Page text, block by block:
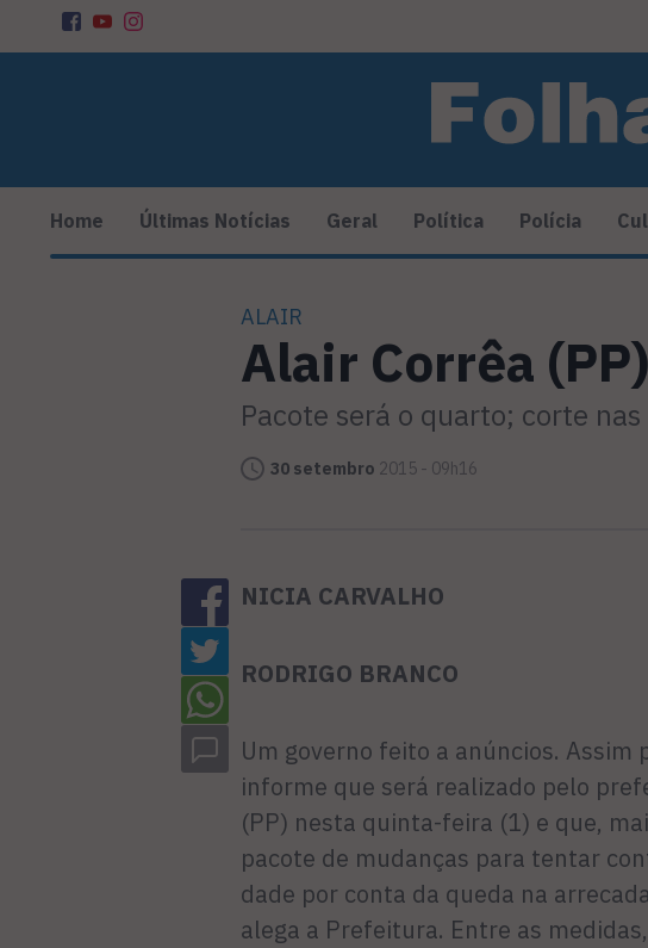
Home Últimas Notícias Geral Política Polícia
ALAIR
Alair Corrêa
Pacote será o quarto; corte
30 setembro 2015 - 09h16
NICIA CARVALHO
RODRIGO BRANCO
Um governo feito a anúncios. Assim
informe que será reali­zado pelo
(PP) nesta quinta-feira (1) e que,
pacote de mudanças para tentar
dade por conta da queda na
alega a Prefeitura. Entre as